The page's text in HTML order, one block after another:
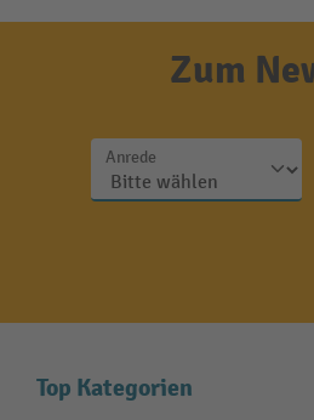
Zum
Anrede
Top Kategorien